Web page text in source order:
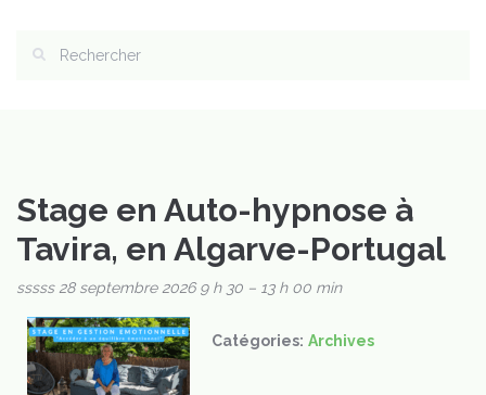
Stage en Auto-hypnose à
Tavira, en Algarve-Portugal
sssss 28 septembre 2026 9 h 30 – 13 h 00 min
Catégories: Archives